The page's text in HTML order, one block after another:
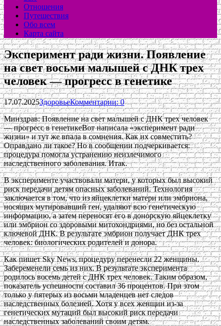
Отношения
Путешествия
Обо всем
Карта сайта
Эксперимент ради жизни. Появление
на свет восьми малышей с ДНК трех
человек — прогресс в генетике
17.07.2025ЗдоровьеКомментарии: 0
Минздрав: Появление на свет малышей с ДНК трех человек
— прогресс в генетикеВот написала «эксперимент ради
жизни» и тут же впала в сомнения. Как их совместить?
Оправдано ли такое? Но в сообщении подчеркивается:
процедура помогла устранению неизлечимого
наследственного заболевания. Итак.
В эксперименте участвовали матери, у которых был высокий
риск передачи детям опасных заболеваний. Технология
заключается в том, что из яйцеклетки матери или эмбриона,
носящих мутировавший ген, удаляют всю генетическую
информацию, а затем переносят его в донорскую яйцеклетку
или эмбрион со здоровыми митохондриями, но без остальной
ключевой ДНК. В результате эмбрион получает ДНК трех
человек: биологических родителей и донора.
Как пишет Sky News, процедуру перенесли 22 женщины.
Забеременели семь из них. В результате эксперимента
родилось восемь детей с ДНК трех человек. Таким образом,
показатель успешности составил 36 процентов. При этом
только у пятерых из восьми младенцев нет следов
наследственных болезней. Хотя у всех женщин из-за
генетических мутаций был высокий риск передачи
наследственных заболеваний своим детям.